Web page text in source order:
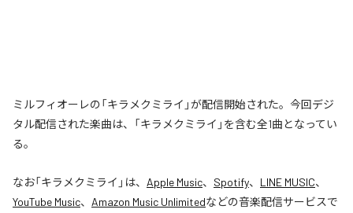
ミルフィオーレの「キラメクミライ」が配信開始された。今回デジ
タル配信された楽曲は、「キラメクミライ」を含む全1曲となってい
る。
なお「キラメクミライ 」は、 Apple Music、 Spotify、 LINE MUSIC、
YouTube Music、 Amazon Music Unlimitedなどの音楽配信サービスで